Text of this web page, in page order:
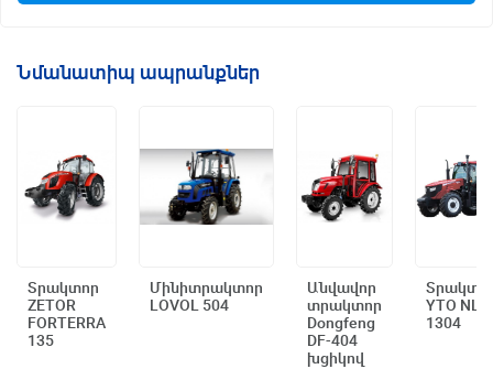
Նմանատիպ ապրանքներ
Արագ դիտում
Տրակտոր
ZETOR
FORTERRA
135
Արագ դիտում
Մինիտրակտոր
LOVOL 504
Արագ դիտում
Անվավոր
տրակտոր
Dongfeng
DF-404
խցիկով
Արագ
YTO NLX
1304